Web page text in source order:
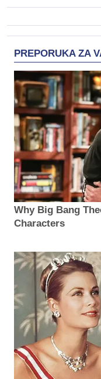
PREPORUKA ZA
Why Big Bang
Characters